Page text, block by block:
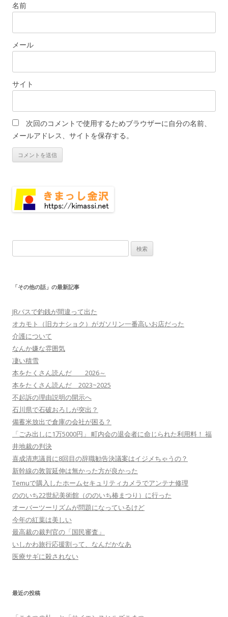
名前
メール
サイト
次回のコメントで使用するためブラウザーに自分の名前、
メールアドレス、サイトを保存する。
索:
「その他の話」の最新記事
JRバスで釣銭が間違って出た
オカモト（旧カナショク）がガソリン一番高いお店だった
介護について
なんか嫌な雰囲気
凄い積雪
本をたくさん読んだ 2026～
本をたくさん読んだ 2023~2025
不起訴の理由説明の開示へ
石川県で石破おろしが突出？
備蓄米放出で倉庫の会社が困る？
「ごみ出しに1万5000円」 町内会の退会者に命じられた利用料！ 福
井地裁の判決
喜成清恵議員に8回目の辞職勧告決議案はイジメちゃうの？
新幹線の敦賀延伸は無かった方が良かった
Temuで購入したホームセキュリティカメラでアンテナ修理
ののいち22世紀美術館（ののいち椿まつり）に行った
オーバーツーリズムが問題になっているけど
今年の紅葉は美しい
最高裁の裁判官の「国民審査」
いしかわ旅行応援割って、なんだかなあ
医療サギに殺されない
最近の投稿